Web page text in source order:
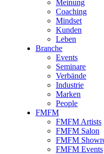
Meinung
Coaching
Mindset
Kunden
Leben
Branche
Events
Seminare
Verbände
Industrie
Marken
People
FMFM
FMFM Artists
FMFM Salon
FMFM
FMFM Events